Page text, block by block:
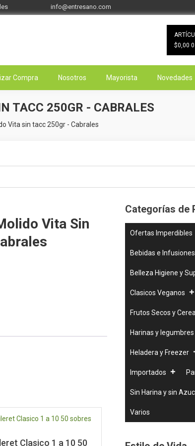
info@entresano.com
$0,00
Compra Nosotros Mayorista Novedades
TACC 250GR - CABRALES
Vita sin tacc 250gr - Cabrales
Vita Sin
Clasico 1 a 10 50
Categorías de
Ofertas Imperdibles
Bebidas e Infusiones
Belleza Higiene y
Clasicos Veganos
Frutos Secos y
Harinas y legumbres
Heladera y Freezer
Importados
Sin Harina y sin
Varios